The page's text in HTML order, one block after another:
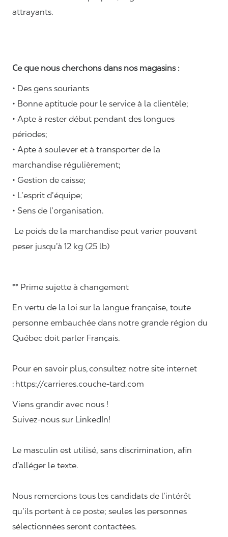
attrayants.
Ce que nous cherchons dans nos magasins :
• Des gens souriants
• Bonne aptitude pour le service à la clientèle;
• Apte à rester début pendant des longues
périodes;
• Apte à soulever et à transporter de la
marchandise régulièrement;
• Gestion de caisse;
• L’esprit d’équipe;
• Sens de l’organisation.
Le poids de la marchandise peut varier pouvant
peser jusqu’à 12 kg (25 lb)
** Prime sujette à changement
En vertu de la loi sur la langue française, toute
personne embauchée dans notre grande région du
Québec doit parler Français.
Pour en savoir plus, consultez notre site internet
: https://carrieres.couche-tard.com
Viens grandir avec nous !
Suivez-nous sur LinkedIn!
Le masculin est utilisé, sans discrimination, afin
d’alléger le texte.
Nous remercions tous les candidats de l’intérêt
qu’ils portent à ce poste; seules les personnes
sélectionnées seront contactées.